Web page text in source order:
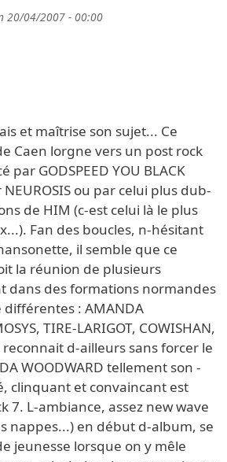
20/04/2007 - 00:00
et maîtrise son sujet... Ce
Caen lorgne vers un post rock
par GODSPEED YOU BLACK
NEUROSIS ou par celui plus dub-
de HIM (c-est celui là le plus
Fan des boucles, n-hésitant
il semble que ce
la réunion de plusieurs
dans des formations normandes
: AMANDA
TIRE-LARIGOT, COWISHAN,
reconnait d-ailleurs sans forcer le
WOODWARD tellement son -
clinquant et convaincant est
7. L-ambiance, assez new wave
nappes...) en début d-album, se
jeunesse lorsque on y mêle